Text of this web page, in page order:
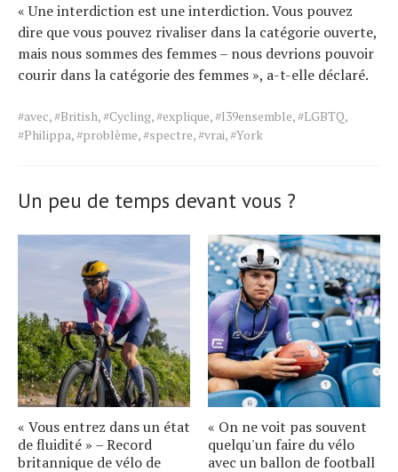
« Une interdiction est une interdiction. Vous pouvez
dire que vous pouvez rivaliser dans la catégorie ouverte,
mais nous sommes des femmes – nous devrions pouvoir
courir dans la catégorie des femmes », a-t-elle déclaré.
Tags
for
#avec,#British,#Cycling,#explique,#l39ensemble,#LGBTQ,
#Philippa,#problème,#spectre,#vrai,#York
Un peu de temps devant vous ?
« Vous entrez dans un état
de fluidité » – Record
britannique de vélo de
« On ne voit pas souvent
quelqu'un faire du vélo
avec un ballon de football